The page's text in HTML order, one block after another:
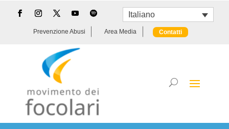
Italiano
Prevenzione Abusi Area Media Contatti